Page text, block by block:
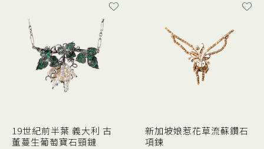
19世紀前半葉 義大利 古
董蔓生葡萄寶石頸鏈
新加坡娘惹花草流蘇鑽石
項鍊